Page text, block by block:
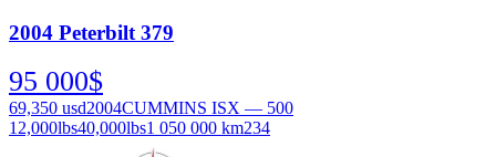
2004 Peterbilt 379
95 000$
69,350 usd2004CUMMINS ISX — 500
12,000lbs40,000lbs1 050 000 km234